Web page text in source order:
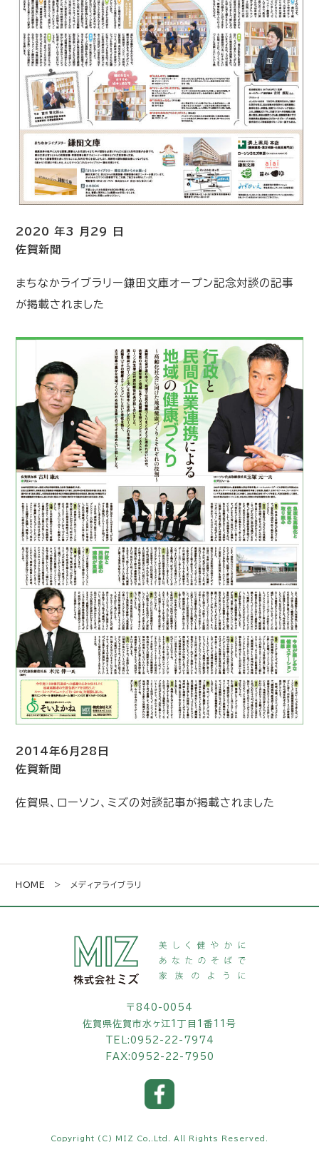
2020 年3 月29 日
佐賀新聞
まちなかライブラリー鎌田文庫オープン記念対談の記事
が掲載されました
2014年6月28日
佐賀新聞
佐賀県、ローソン、ミズの対談記事が掲載されました
HOME > メディアライブラリ
〒840-0054
佐賀県佐賀市水ヶ江1丁目1番11号
TEL:0952-22-7974
FAX:0952-22-7950
Copyright (C) MIZ Co,.Ltd. All Rights Reserved.